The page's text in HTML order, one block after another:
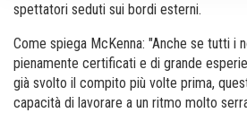
spettatori seduti sui bordi esterni.
Come spiega McKenna: "Anche se tutti i
pienamente certificati e di grande
già svolto il compito più volte prima,
capacità di lavorare a un ritmo molto